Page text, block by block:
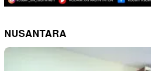
NUSANTARA